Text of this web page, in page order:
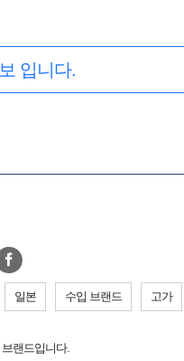
입니다.
일본 수입 브랜드 고가
랜드입니다.